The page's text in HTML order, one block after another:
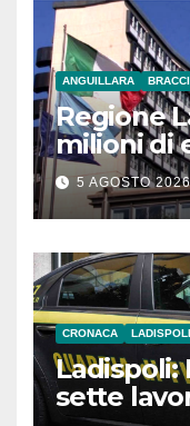
ANGUILLARA
Regione
milioni di
Comuni
5 AGOSTO
CRONACA LADISPOLI
Ladispoli:
sette